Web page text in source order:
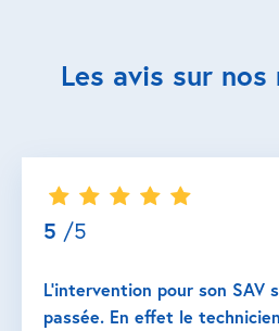
Les avis sur
5 /5
L’intervention pour son SAV
passée. En effet le